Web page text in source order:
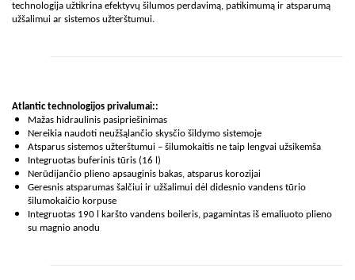
technologija užtikrina efektyvų šilumos perdavimą, patikimumą ir atsparumą
užšalimui ar sistemos užterštumui.
Atlantic technologijos privalumai::
Mažas hidraulinis pasipriešinimas
Nereikia naudoti neužšąlančio skysčio šildymo sistemoje
Atsparus sistemos užterštumui – šilumokaitis ne taip lengvai užsikemša
Integruotas buferinis tūris (16 l)
Nerūdijančio plieno apsauginis bakas, atsparus korozijai
Geresnis atsparumas šalčiui ir užšalimui dėl didesnio vandens tūrio
šilumokaičio korpuse
Integruotas 190 l karšto vandens boileris, pagamintas iš emaliuoto plieno
su magnio anodu